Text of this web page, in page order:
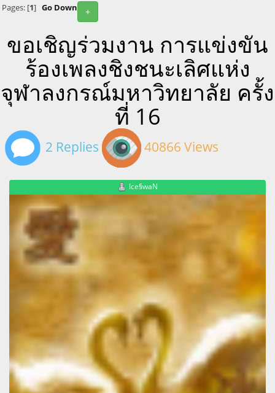
+
Pages: [1] Go Down
ขอเชิญร่วมงาน การแข่งขัน
ร้องเพลงชิงชนะเลิศแห่ง
จุฬาลงกรณ์มหาวิทยาลัย ครั้ง
ที่ 16
2 Replies 40866 Views
Ice§waN